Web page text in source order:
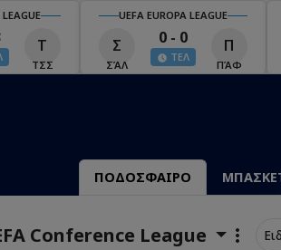
Τ
ΤΣΣ
UEFA EUROPA LEAGUE
Σ
ΣΆΛ
0 - 0
ΤΕΛ
Π
ΠΆΦ
ΠΟΔΟΣΦΑΙΡΟ
Conference League